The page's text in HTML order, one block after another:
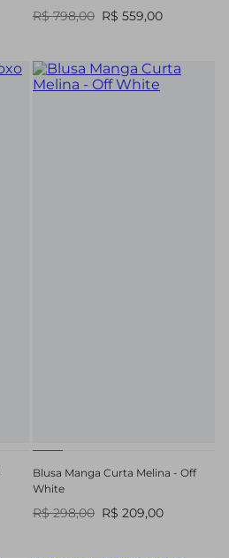
R$ 798,00 R$ 559,00
Blusa Manga Curta Melina - Off
White
R$ 298,00 R$ 209,00